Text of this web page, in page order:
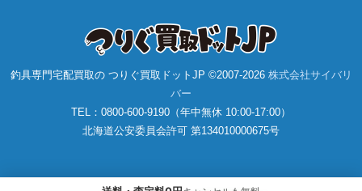
釣具専門宅配買取の つりぐ買取ドットJP ©2007-2026 株式会社サイバリ
バー
TEL：0800-600-9190（年中無休 10:00-17:00）
北海道公安委員会許可 第134010000675号